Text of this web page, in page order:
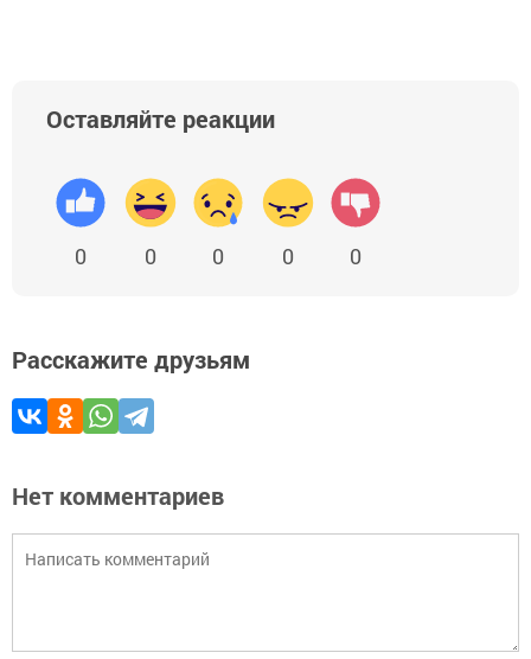
Оставляйте реакции
0 0 0 0 0
Расскажите друзьям
Нет комментариев